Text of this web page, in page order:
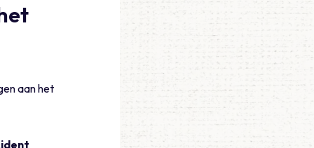
aan het